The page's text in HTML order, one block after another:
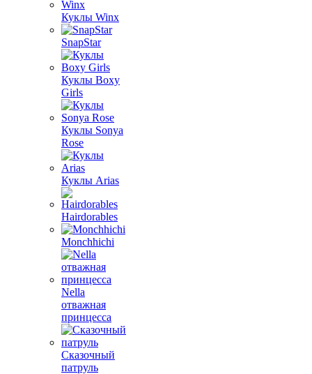
Куклы Winx
SnapStar
Куклы Boxy
Girls
Куклы Sonya
Rose
Куклы Arias
Hairdorables
Monchhichi
Nella
отважная
принцесса
Сказочный
патруль